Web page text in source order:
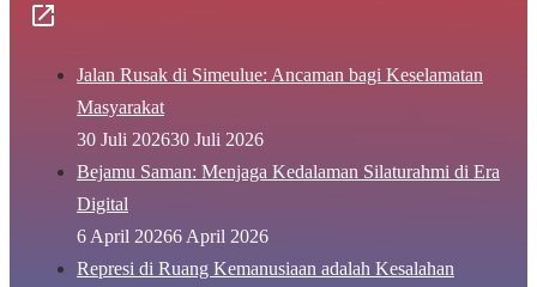
Jalan Rusak di Simeulue: Ancaman bagi Keselamatan
Masyarakat
30 Juli 202630 Juli 2026
Bejamu Saman: Menjaga Kedalaman Silaturahmi di Era
Digital
6 April 20266 April 2026
Represi di Ruang Kemanusiaan adalah Kesalahan